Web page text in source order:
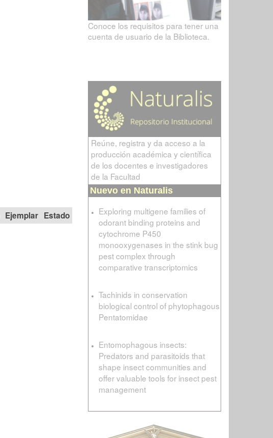
Estado
Conoce los requisitos para tener una
cuenta de usuario de la Biblioteca.
Reúne, registra y da acceso a la
producción académica y científica
de los docentes e investigadores
de la Facultad
Nuevo en Naturalis
Exploring multigene families of
odorant binding proteins and
cytochrome P450
monooxygenases in the stink bug
pest complex through
comparative transcriptomics
Tachinids in conservation
biological control of phytophagous
Pentatomidae
Entomophagous insects:
Predators and parasitoids that
shape insect communities and
offer valuable tools for insect pest
management